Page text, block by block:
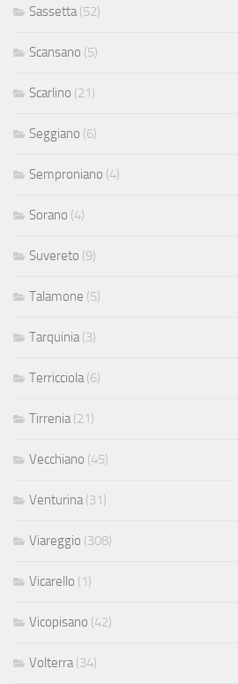
Sassetta (52)
Scansano (5)
Scarlino (21)
Seggiano (6)
Semproniano (4)
Sorano (4)
Suvereto (9)
Talamone (5)
Tarquinia (3)
Terricciola (6)
Tirrenia (21)
Vecchiano (45)
Venturina (31)
Viareggio (308)
Vicarello (1)
Vicopisano (42)
Volterra (34)